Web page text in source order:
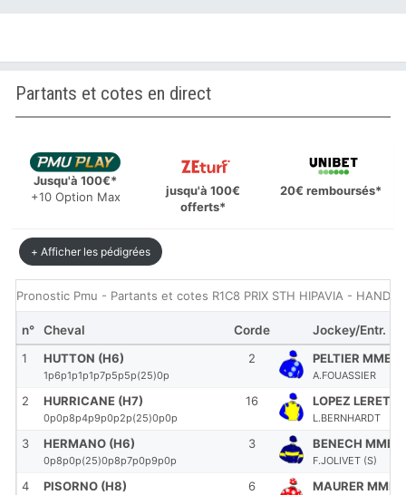
Partants et cotes en direct
Jusqu'à 100€*
+10 Option Max
jusqu'à 100€
offerts*
20€ remboursés*
+ Afficher les pédigrées
Pronostic Pmu - Partants et cotes R1C8 PRIX STH HIPAVIA -
n° Cheval Corde
Jockey/Entr.
1
HUTTON (H6)
1p6p1p1p1p7p5p5p(25)0p
2 PELTIER MME
A.FOUASSIER
2 HURRICANE (H7)
0p0p8p4p9p0p2p(25)0p0p
16 LOPEZ LERET
L.BERNHARDT
3 HERMANO (H6)
0p8p0p(25)0p8p7p0p9p0p
3 BENECH MME
F.JOLIVET (S)
4 PISORNO (H8) 6 MAURER MME